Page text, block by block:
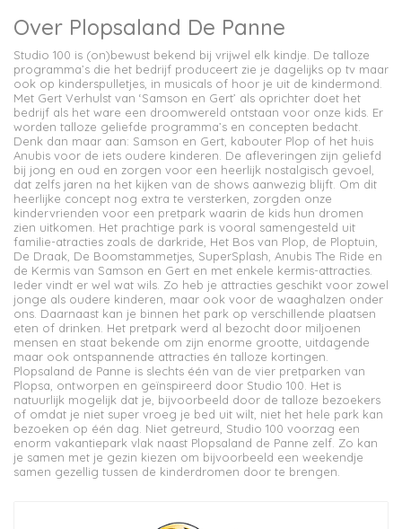
Over Plopsaland De Panne
Studio 100 is (on)bewust bekend bij vrijwel elk kindje. De talloze
programma’s die het bedrijf produceert zie je dagelijks op tv maar
ook op kinderspulletjes, in musicals of hoor je uit de kindermond.
Met Gert Verhulst van ‘Samson en Gert’ als oprichter doet het
bedrijf als het ware een droomwereld ontstaan voor onze kids. Er
worden talloze geliefde programma’s en concepten bedacht.
Denk dan maar aan: Samson en Gert, kabouter Plop of het huis
Anubis voor de iets oudere kinderen. De afleveringen zijn geliefd
bij jong en oud en zorgen voor een heerlijk nostalgisch gevoel,
dat zelfs jaren na het kijken van de shows aanwezig blijft. Om dit
heerlijke concept nog extra te versterken, zorgden onze
kindervrienden voor een pretpark waarin de kids hun dromen
zien uitkomen. Het prachtige park is vooral samengesteld uit
familie-atracties zoals de darkride, Het Bos van Plop, de Ploptuin,
De Draak, De Boomstammetjes, SuperSplash, Anubis The Ride en
de Kermis van Samson en Gert en met enkele kermis-attracties.
Ieder vindt er wel wat wils. Zo heb je attracties geschikt voor zowel
jonge als oudere kinderen, maar ook voor de waaghalzen onder
ons. Daarnaast kan je binnen het park op verschillende plaatsen
eten of drinken. Het pretpark werd al bezocht door miljoenen
mensen en staat bekende om zijn enorme grootte, uitdagende
maar ook ontspannende attracties én talloze kortingen.
Plopsaland de Panne is slechts één van de vier pretparken van
Plopsa, ontworpen en geïnspireerd door Studio 100. Het is
natuurlijk mogelijk dat je, bijvoorbeeld door de talloze bezoekers
of omdat je niet super vroeg je bed uit wilt, niet het hele park kan
bezoeken op één dag. Niet getreurd, Studio 100 voorzag een
enorm vakantiepark vlak naast Plopsaland de Panne zelf. Zo kan
je samen met je gezin kiezen om bijvoorbeeld een weekendje
samen gezellig tussen de kinderdromen door te brengen.